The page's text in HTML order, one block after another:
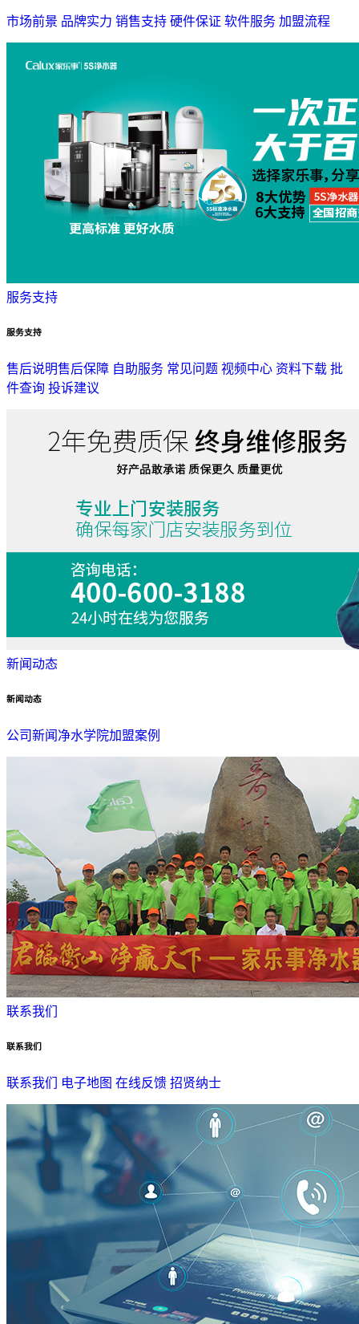
市场前景 品牌实力 销售支持 硬件保证 软件服务 加盟流程
服务支持
服务支持
售后说明售后保障 自助服务 常见问题 视频中心 资料下载 批
件查询 投诉建议
新闻动态
新闻动态
公司新闻 净水学院加盟案例
联系我们
联系我们
联系我们 电子地图 在线反馈 招贤纳士